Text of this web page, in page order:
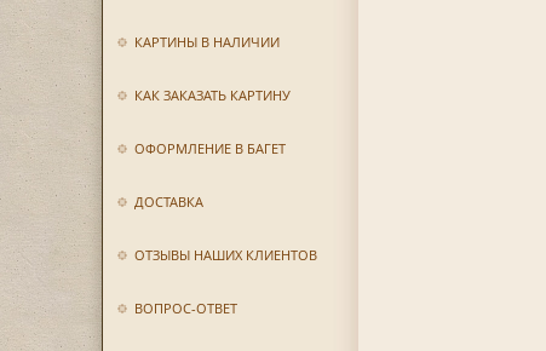
КАРТИНЫ В НАЛИЧИИ
КАК ЗАКАЗАТЬ КАРТИНУ
ОФОРМЛЕНИЕ В БАГЕТ
ДОСТАВКА
ОТЗЫВЫ НАШИХ КЛИЕНТОВ
ВОПРОС-ОТВЕТ